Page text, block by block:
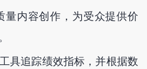
量内容创作，为受众提供价
具追踪绩效指标，并根据数